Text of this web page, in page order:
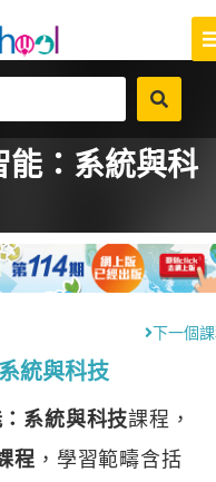
能：系統與科
下一個
統與科技
系統與科技課程，
程 ，學習範疇含括